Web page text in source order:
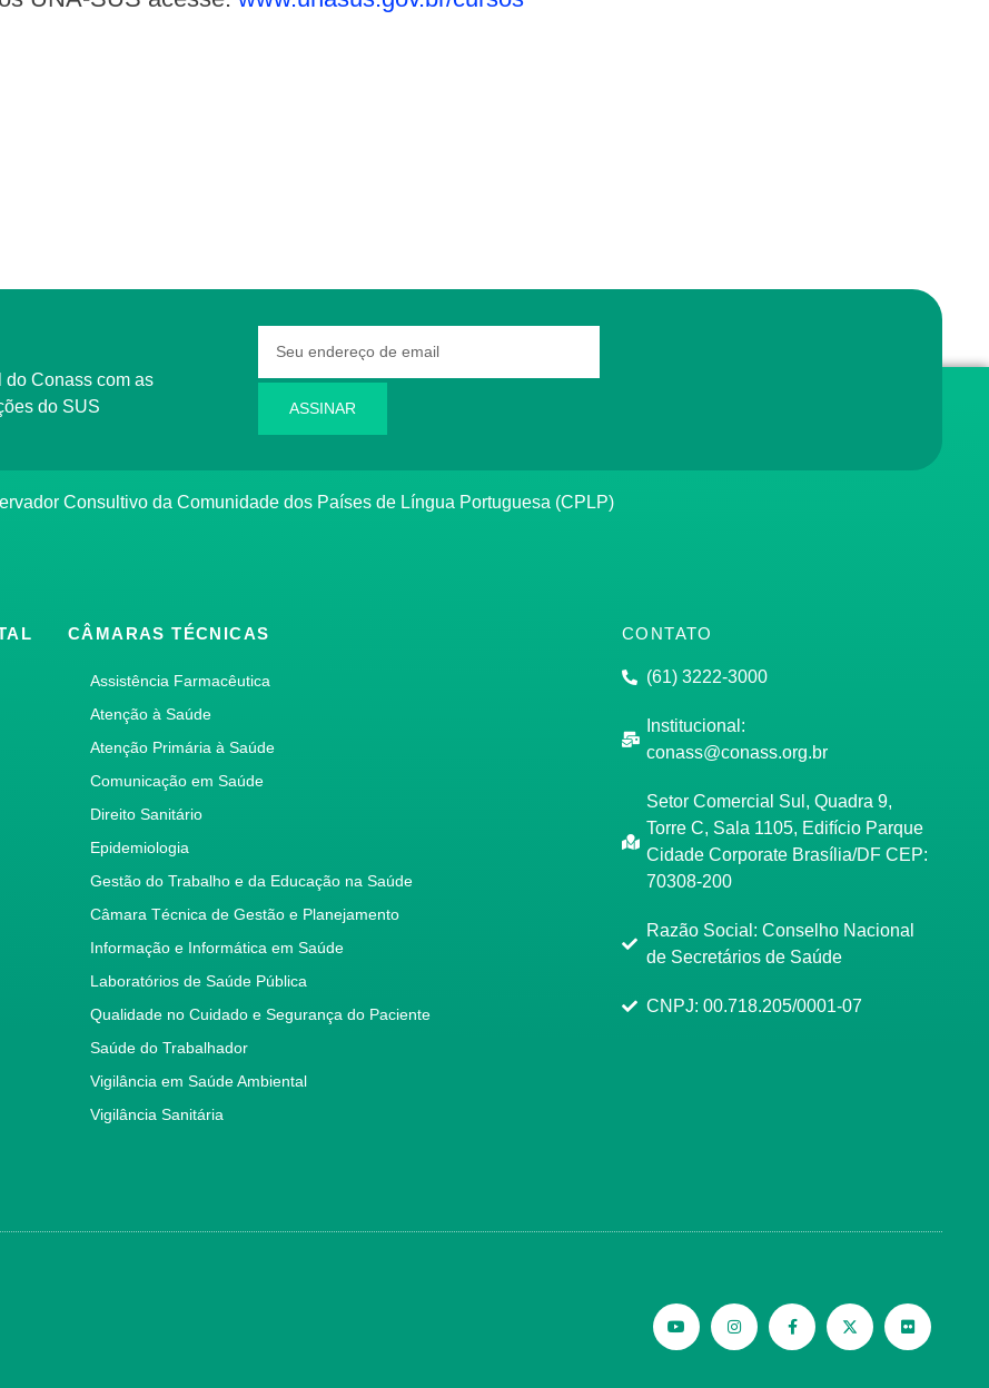
do SUS
ASSINAR
Consultivo da Comunidade dos Países de Língua Portuguesa (CPLP)
CÂMARAS TÉCNICAS
Assistência Farmacêutica
Atenção à Saúde
Atenção Primária à Saúde
Comunicação em Saúde
Direito Sanitário
Epidemiologia
Gestão do Trabalho e da Educação na Saúde
Câmara Técnica de Gestão e Planejamento
Informação e Informática em Saúde
Laboratórios de Saúde Pública
Qualidade no Cuidado e Segurança do Paciente
Saúde do Trabalhador
Vigilância em Saúde Ambiental
Vigilância Sanitária
CONTATO
(61) 3222-3000
Institucional:
conass@conass.org.br
Setor Comercial Sul, Quadra 9,
Torre C, Sala 1105, Edifício Parque
Cidade Corporate Brasília/DF CEP:
70308-200
Razão Social: Conselho Nacional
de Secretários de Saúde
CNPJ: 00.718.205/0001-07